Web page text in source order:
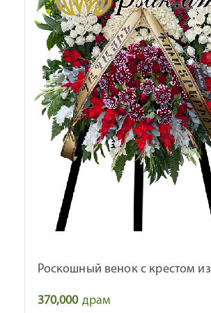
Роскошный венок с крестом
370,000 драм